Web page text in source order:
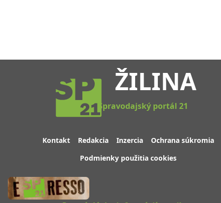
ŽILINA
Spravodajský portál 21
Kontakt Redakcia Inzercia
Ochrana súkromia
Podmienky použitia cookies